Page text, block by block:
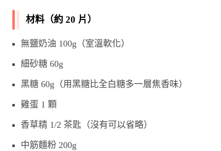
材料（約 20 片）
無鹽奶油 100g（室溫軟化）
細砂糖 60g
黑糖 60g（用黑糖比全白糖多一層焦香味）
雞蛋 1 顆
香草精 1/2 茶匙（沒有可以省略）
中筋麵粉 200g